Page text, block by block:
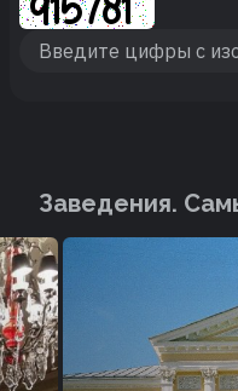
Заведения.